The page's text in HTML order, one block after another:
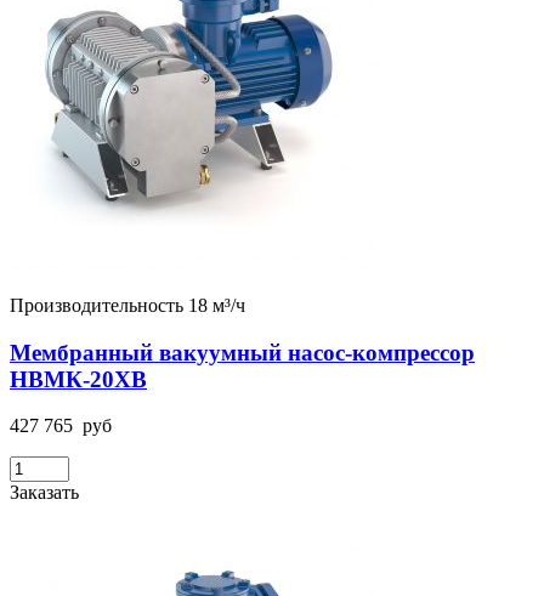
Производительность 18 м³/ч
Мембранный вакуумный насос-компрессор
НВМК-20ХВ
427 765 руб
Заказать